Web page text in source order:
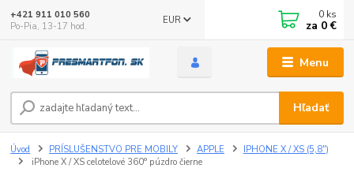
Menu
EUR
Hľadať
+421 911 010 560
Po-Pia, 13-17 hod.
0 ks
za 0 €
Úvod PRÍSLUŠENSTVO PRE MOBILY APPLE
IPHONE X / XS (5,8")
iPhone X / XS celotelové 360° púzdro čierne